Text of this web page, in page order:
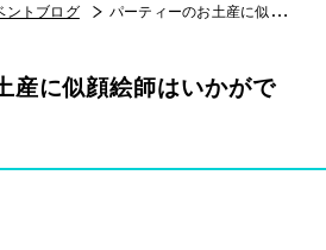
ントブログ パーティーのお土産に似顔絵師はいかがですか？in京都
産に似顔絵師はいかがで